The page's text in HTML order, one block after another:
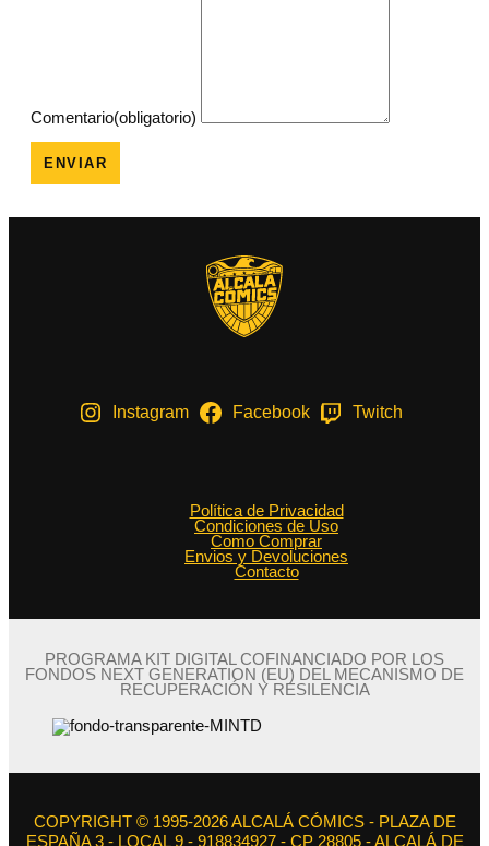
Comentario(obligatorio)
ENVIAR
Instagram Facebook Twitch
Política de Privacidad
Condiciones de Uso
Como Comprar
Envios y Devoluciones
Contacto
PROGRAMA KIT DIGITAL COFINANCIADO POR LOS
FONDOS NEXT GENERATION (EU) DEL MECANISMO DE
RECUPERACIÓN Y RESILENCIA
COPYRIGHT © 1995-2026 ALCALÁ CÓMICS - PLAZA DE
ESPAÑA 3 - LOCAL 9 - 918834927 - CP 28805 - ALCALÁ DE